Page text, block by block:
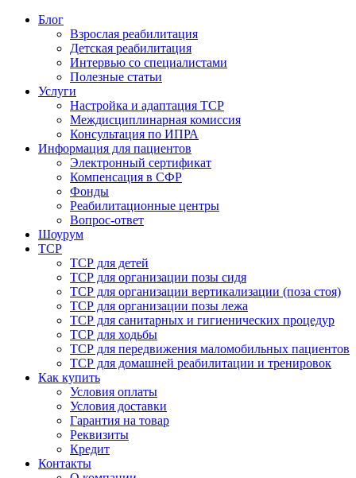
Блог
Взрослая реабилитация
Детская реабилитация
Интервью со специалистами
Полезные статьи
Услуги
Настройка и адаптация ТСР
Междисциплинарная комиссия
Консультация по ИПРА
Информация для пациентов
Электронный сертификат
Компенсация в СФР
Фонды
Реабилитационные центры
Вопрос-ответ
Шоурум
ТСР
ТСР для детей
ТСР для организации позы сидя
ТСР для организации вертикализации (поза стоя)
ТСР для организации позы лежа
ТСР для санитарных и гигиенических процедур
ТСР для ходьбы
ТСР для передвижения маломобильных пациентов
ТСР для домашней реабилитации и тренировок
Как купить
Условия оплаты
Условия доставки
Гарантия на товар
Реквизиты
Кредит
Контакты